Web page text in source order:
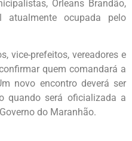
Orleans Brandão,
atualmente ocupada pelo
vice-prefeitos, vereadores e
quem comandará a
novo encontro deverá ser
quando será oficializada a
do Maranhão.